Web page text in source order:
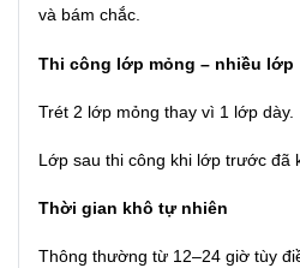
và bám chắc.
Thi công lớp mỏng – nhiều lớp
Trét 2 lớp mỏng thay vì 1 lớp dày.
Lớp sau thi công khi lớp trước đã
Thời gian khô tự nhiên
Thông thường từ 12–24 giờ tùy